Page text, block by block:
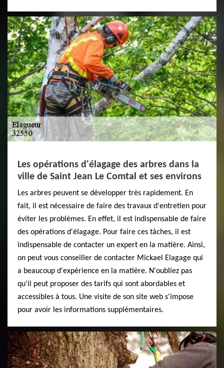
Les opérations d'élagage des arbres dans la
ville de Saint Jean Le Comtal et ses environs
Les arbres peuvent se développer très rapidement. En
fait, il est nécessaire de faire des travaux d'entretien pour
éviter les problèmes. En effet, il est indispensable de faire
des opérations d'élagage. Pour faire ces tâches, il est
indispensable de contacter un expert en la matière. Ainsi,
on peut vous conseiller de contacter Mickael Elagage qui
a beaucoup d'expérience en la matière. N'oubliez pas
qu'il peut proposer des tarifs qui sont abordables et
accessibles à tous. Une visite de son site web s'impose
pour avoir les informations supplémentaires.